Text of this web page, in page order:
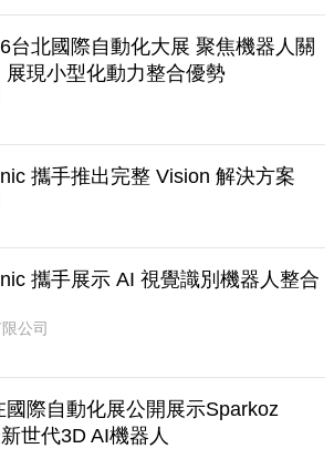
台北國際自動化大展 聚焦機器人關
現小型化動力整合優勢
攜手推出完整 Vision 解決方案
攜手展示 AI 視覺識別機器人整合
公司
際自動化展公開展示Sparkoz
世代3D AI機器人